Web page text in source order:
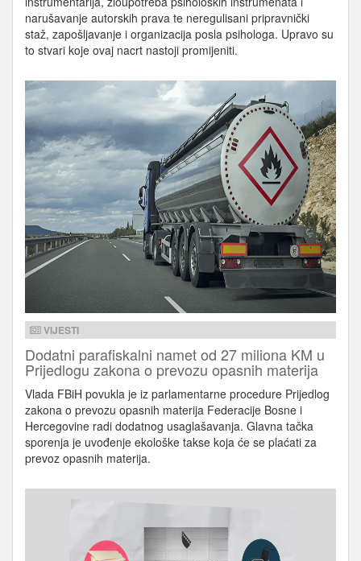
narušavanje autorskih prava te neregulisani pripravnički
staž, zapošljavanje i organizacija posla psihologa. Upravo su
to stvari koje ovaj nacrt nastoji promijeniti.
VIJESTI
Dodatni parafiskalni namet od 27 miliona KM u
Prijedlogu zakona o prevozu opasnih materija
Vlada FBiH povukla je iz parlamentarne procedure Prijedlog
zakona o prevozu opasnih materija Federacije Bosne i
Hercegovine radi dodatnog usaglašavanja. Glavna tačka
sporenja je uvođenje ekološke takse koja će se plaćati za
prevoz opasnih materija.